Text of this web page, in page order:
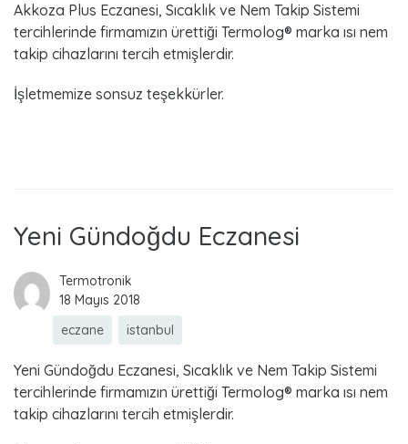
Akkoza Plus Eczanesi, Sıcaklık ve Nem Takip Sistemi
tercihlerinde firmamızın ürettiği Termolog® marka ısı nem
takip cihazlarını tercih etmişlerdir.
İşletmemize sonsuz teşekkürler.
Yeni Gündoğdu Eczanesi
Termotronik
18 Mayıs 2018
eczane
istanbul
Yeni Gündoğdu Eczanesi, Sıcaklık ve Nem Takip Sistemi
tercihlerinde firmamızın ürettiği Termolog® marka ısı nem
takip cihazlarını tercih etmişlerdir.